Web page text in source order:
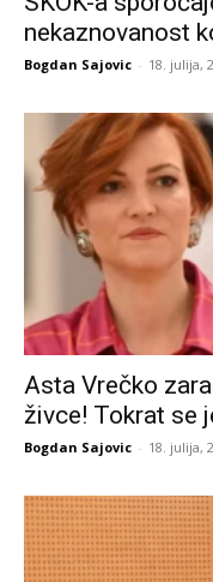
nekaznovanost
Bogdan Sajovic - 18. julija,
Asta Vrečko
živce! Tokrat se
Bogdan Sajovic - 18. julija,